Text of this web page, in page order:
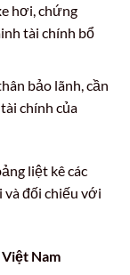
hơi, chứng
tài chính bổ
bảo lãnh, cần
chính của
liệt kê các
và đối chiếu với
Nam